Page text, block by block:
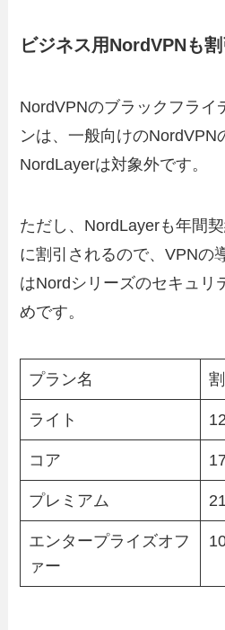
ビジネス用NordVPNも
NordVPNのブラックフライ
ンは、一般向けのNordVPN
NordLayerは対象外です。
ただし、NordLayerも年間
に割引されるので、VPNの
はNordシリーズのセキュリ
めです。
プラン名
ライト
コア
プレミアム
エンタープライズオフ
ァー